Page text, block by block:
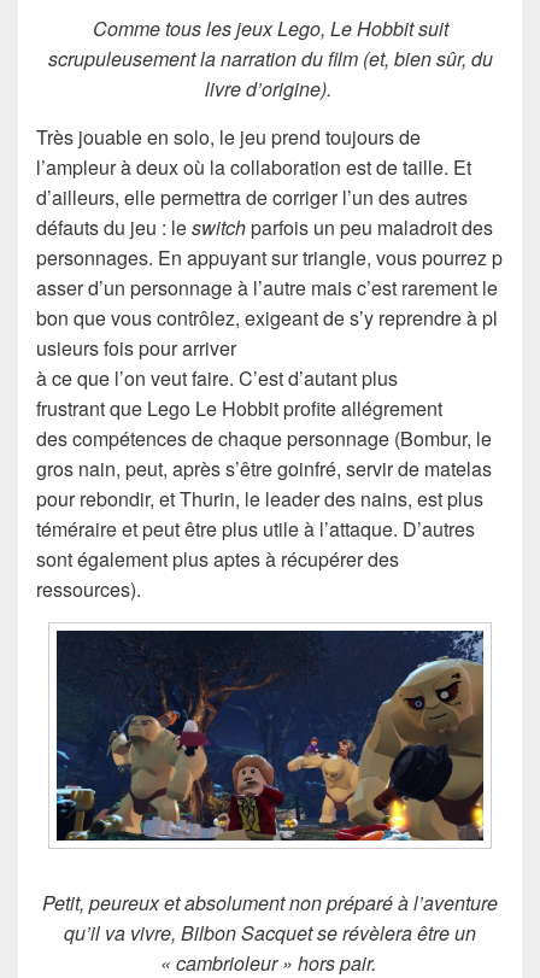
Comme tous les jeux Lego, Le Hobbit suit
scrupuleusement la narration du film (et, bien sûr, du
livre d’origine).
Très jouable en solo, le jeu prend toujours de
l’ampleur à deux où la collaboration est de taille. Et
d’ailleurs, elle permettra de corriger l’un des autres
défauts du jeu : leswitchparfois un peu maladroit des
personnages. En appuyant sur triangle, vous pourrez p
asser d’un personnage à l’autre mais c’est rarement le
bon que vous contrôlez, exigeant de s’y reprendre à pl
usieurs fois pour arriver
à ce que l’on veut faire. C’est d’autant plus
frustrant que Lego Le Hobbit profite allégrement
des compétences de chaque personnage (Bombur, le
gros nain, peut, après s’être goinfré, servir de matelas
pour rebondir, et Thurin, le leader des nains, est plus
téméraire et peut être plus utile à l’attaque. D’autres
sont également plus aptes à récupérer des
ressources).
Petit, peureux et absolument non préparé à l’aventure
qu’il va vivre, Bilbon Sacquet se révèlera être un
« cambrioleur » hors pair.